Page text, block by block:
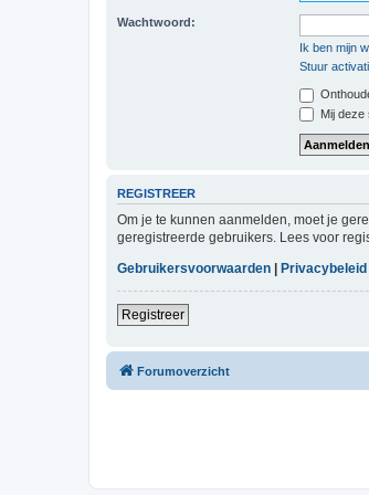
Wachtwoord:
Ik ben mijn
Stuur
Mij deze
REGISTREER
Om je te kunnen aanmelden, moet je
geregistreerde gebruikers. Lees voor
Gebruikersvoorwaarden | Privacybeleid
Registreer
Forumoverzicht